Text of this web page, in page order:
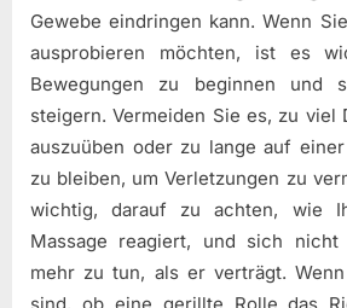
Gewebe eindringen kann. Wenn
ausprobieren möchten, ist es
Bewegungen zu beginnen und
steigern. Vermeiden Sie es, zu viel
auszuüben oder zu lange auf
zu bleiben, um Verletzungen zu
wichtig, darauf zu achten, wie
Massage reagiert, und sich nicht
mehr zu tun, als er verträgt.